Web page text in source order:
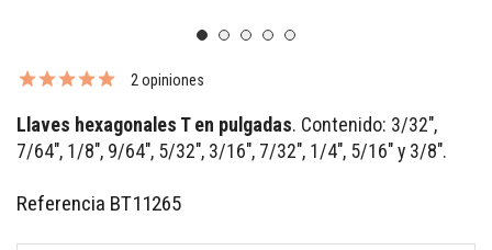
2 opiniones
Llaves hexagonales T en pulgadas. Contenido: 3/32",
7/64", 1/8", 9/64", 5/32", 3/16", 7/32", 1/4", 5/16" y 3/8".
Referencia BT11265